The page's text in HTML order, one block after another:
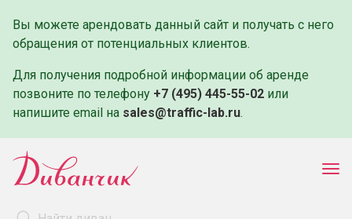
Вы можете арендовать данный сайт и получать с него
обращения от потенциальных клиентов.
Для получения подробной информации об аренде
позвоните по телефону +7 (495) 445-55-02 или
напишите email на sales@traffic-lab.ru.